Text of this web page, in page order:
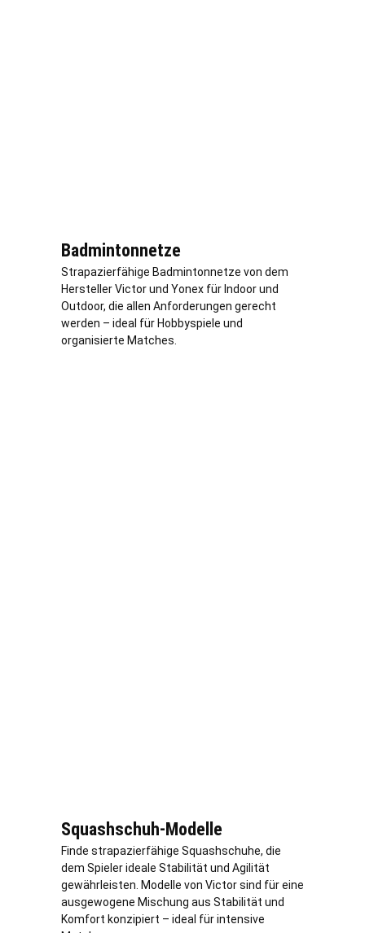
Badmintonnetze
Strapazierfähige Badmintonnetze von dem
Hersteller Victor und Yonex für Indoor und
Outdoor, die allen Anforderungen gerecht
werden – ideal für Hobbyspiele und
organisierte Matches.
Squashschuh-Modelle
Finde strapazierfähige Squashschuhe, die
dem Spieler ideale Stabilität und Agilität
gewährleisten. Modelle von Victor sind für eine
ausgewogene Mischung aus Stabilität und
Komfort konzipiert – ideal für intensive